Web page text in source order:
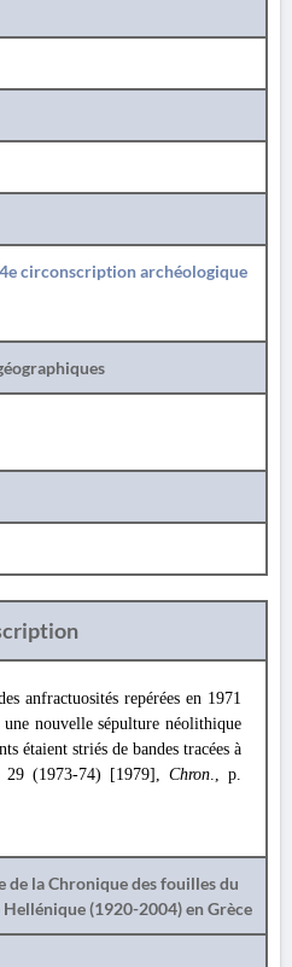
(4e circonscription archéologique
anfractuosités repérées en 1971
nouvelle sépulture néolithique
étaient striés de bandes tracées à
29 (1973-74) [1979], Chron., p.
de la Chronique des fouilles du
(1920-2004) en Grèce